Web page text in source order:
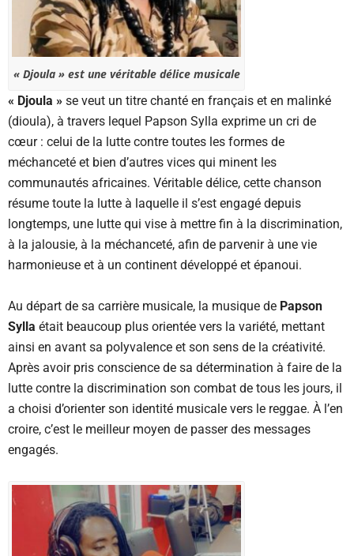
« Djoula » est une véritable délice musicale
« Djoula » se veut un titre chanté en français et en malinké
(dioula), à travers lequel Papson Sylla exprime un cri de
cœur : celui de la lutte contre toutes les formes de
méchanceté et bien d’autres vices qui minent les
communautés africaines. Véritable délice, cette chanson
résume toute la lutte à laquelle il s’est engagé depuis
longtemps, une lutte qui vise à mettre fin à la discrimination,
à la jalousie, à la méchanceté, afin de parvenir à une vie
harmonieuse et à un continent développé et épanoui.
Au départ de sa carrière musicale, la musique de Papson
Sylla était beaucoup plus orientée vers la variété, mettant
ainsi en avant sa polyvalence et son sens de la créativité.
Après avoir pris conscience de sa détermination à faire de la
lutte contre la discrimination son combat de tous les jours, il
a choisi d’orienter son identité musicale vers le reggae. À l’en
croire, c’est le meilleur moyen de passer des messages
engagés.